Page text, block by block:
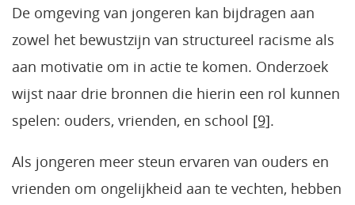
De omgeving van jongeren kan bijdragen aan
zowel het bewustzijn van structureel racisme als
aan motivatie om in actie te komen. Onderzoek
wijst naar drie bronnen die hierin een rol kunnen
spelen: ouders, vrienden, en school [9].
Als jongeren meer steun ervaren van ouders en
vrienden om ongelijkheid aan te vechten, hebben